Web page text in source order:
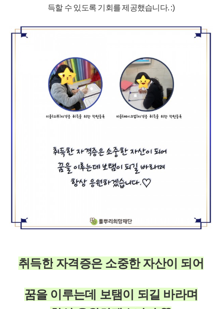
득할 수 있도록 기회를 제공했습니다. :)
취득한자격증은 소중한 자산이 되어
꿈을 이루는데 보탬이 되길 바라며